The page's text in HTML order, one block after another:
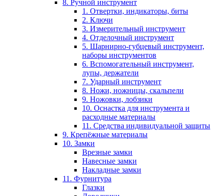
8. Ручной инструмент
1. Отвертки, индикаторы, биты
2. Ключи
3. Измерительный инструмент
4. Отделочный инструмент
5. Шарнирно-губцевый инструмент,
наборы инструментов
6. Вспомогательный инструмент,
лупы, держатели
7. Ударный инструмент
8. Ножи, ножницы, скальпели
9. Ножовки, лобзики
10. Оснастка для инструмента и
расходные материалы
11. Средства индивидуальной защиты
9. Крепёжные материалы
10. Замки
Врезные замки
Навесные замки
Накладные замки
11. Фурнитура
Глазки